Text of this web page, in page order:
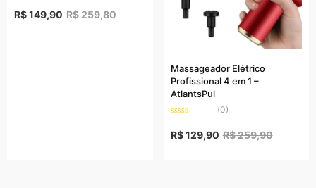
0
out
R$259,80
R$149,90
Massageador Elétrico
Profissional 4 em 1 –
AtlantsPul
0
out
(0)
R$259,90
R$129,90